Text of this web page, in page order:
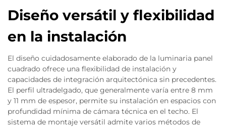
Diseño versátil y flexibilidad
en la instalación
El diseño cuidadosamente elaborado de la luminaria panel
cuadrado ofrece una flexibilidad de instalación y
capacidades de integración arquitectónica sin precedentes.
El perfil ultradelgado, que generalmente varía entre 8 mm
y 11 mm de espesor, permite su instalación en espacios con
profundidad mínima de cámara técnica en el techo. El
sistema de montaje versátil admite varios métodos de